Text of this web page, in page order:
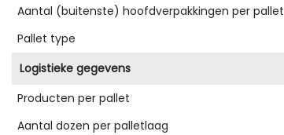
Aantal (buitenste) hoofdverpakkingen per pallet
Pallet type
Logistieke gegevens
Producten per pallet
Aantal dozen per palletlaag